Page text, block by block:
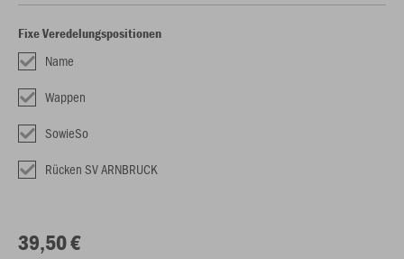
Fixe Veredelungspositionen
Name
Wappen
SowieSo
Rücken SV ARNBRUCK
39,50 €